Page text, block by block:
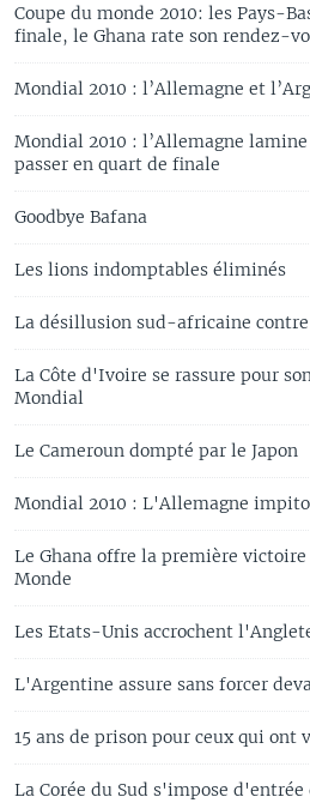
Coupe du monde 2010: les Pays-
finale, le Ghana rate son rendez-
Mondial 2010 : l’Allemagne et
Mondial 2010 : l’Allemagne
passer en quart de finale
Goodbye Bafana
Les lions indomptables éliminés
La désillusion sud-africaine
La Côte d'Ivoire se rassure pour
Mondial
Le Cameroun dompté par le Japon
Mondial 2010 : L'Allemagne
Le Ghana offre la première
Monde
Les Etats-Unis accrochent
L'Argentine assure sans forcer
15 ans de prison pour ceux qui ont
La Corée du Sud s'impose d'entrée